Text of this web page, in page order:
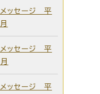
ッセージ 平
ッセージ 平
ッセージ 平